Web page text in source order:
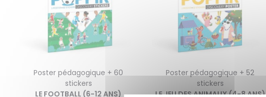
Poster pédagogique + 60
stickers
LE FOOTBALL (6-12 ANS)
Poster pédagogique + 52
stickers
LE JEU DES ANIMAUX (4-8 ANS)